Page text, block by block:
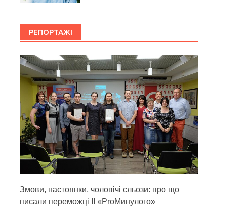
РЕПОРТАЖІ
Змови, настоянки, чоловічі сльози: про що
писали переможці ІІ «ProМинулого»